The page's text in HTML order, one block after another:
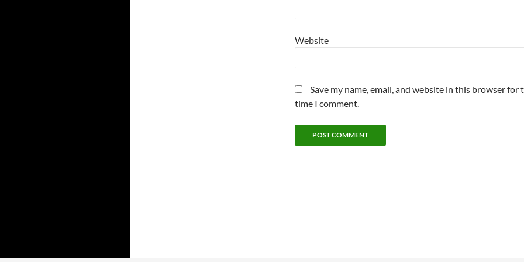
Website
Save my name, email, and website in this browser for
time I comment.